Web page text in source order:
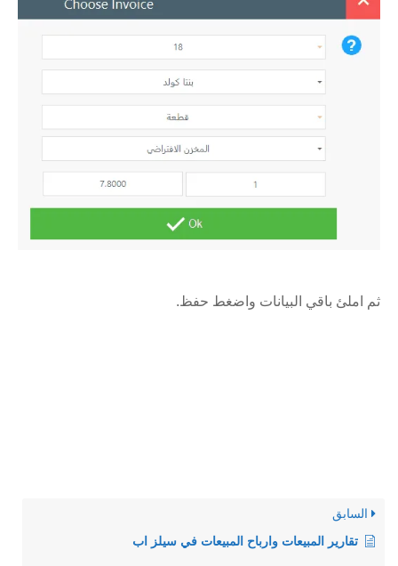
ثم املئ باقي البيانات واضغط حفظ.
السابق
تقارير المبيعات وارباح المبيعات في سيلز اب